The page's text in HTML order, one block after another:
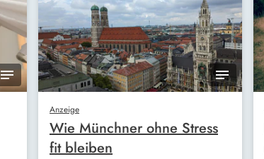
Anzeige
Wie Münchner ohne Stress
fit bleiben